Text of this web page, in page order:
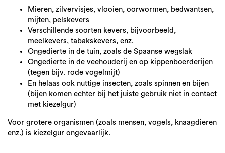
Mieren, zilvervisjes, vlooien, oorwormen, bedwantsen,
mijten, pelskevers
Verschillende soorten kevers, bijvoorbeeld,
meelkevers, tabakskevers, enz.
Ongedierte in de tuin, zoals de Spaanse wegslak
Ongedierte in de veehouderij en op kippenboerderijen
(tegen bijv. rode vogelmijt)
En helaas ook nuttige insecten, zoals spinnen en bijen
(bijen komen echter bij het juiste gebruik niet in contact
met kiezelgur)
Voor grotere organismen (zoals mensen, vogels, knaagdieren
enz.) is kiezelgur ongevaarlijk.